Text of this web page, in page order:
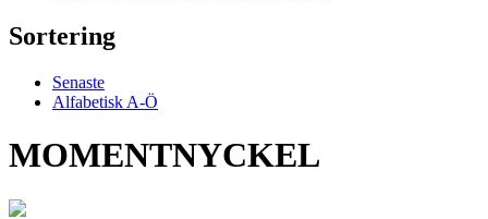
Sortering
Senaste
Alfabetisk A-Ö
MOMENTNYCKEL